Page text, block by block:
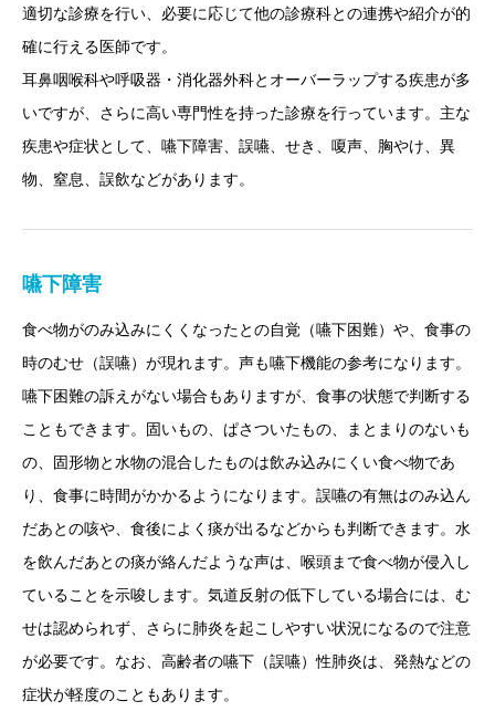
睡眠障害内科
適切な診療を行い、必要に応じて他の診療科との連携や紹介が的
確に行える医師です。
耳鼻咽喉科や呼吸器・消化器外科とオーバーラップする疾患が多
いですが、さらに高い専門性を持った診療を行っています。主な
疾患や症状として、嚥下障害、誤嚥、せき、嗄声、胸やけ、異
物、窒息、誤飲などがあります。
嚥下障害
食べ物がのみ込みにくくなったとの自覚（嚥下困難）や、食事の
時のむせ（誤嚥）が現れます。声も嚥下機能の参考になります。
嚥下困難の訴えがない場合もありますが、食事の状態で判断する
こともできます。固いもの、ぱさついたもの、まとまりのないも
の、固形物と水物の混合したものは飲み込みにくい食べ物であ
り、食事に時間がかかるようになります。誤嚥の有無はのみ込ん
だあとの咳や、食後によく痰が出るなどからも判断できます。水
を飲んだあとの痰が絡んだような声は、喉頭まで食べ物が侵入し
ていることを示唆します。気道反射の低下している場合には、む
せは認められず、さらに肺炎を起こしやすい状況になるので注意
が必要です。なお、高齢者の嚥下（誤嚥）性肺炎は、発熱などの
症状が軽度のこともあります。